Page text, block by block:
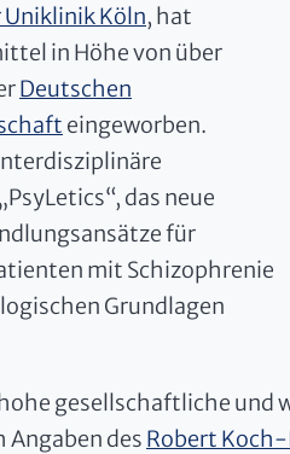
Köln, hat
in Höhe von über
Deutschen
eingeworben.
das neue
für
mit Schizophrenie
Grundlagen
gesellschaftliche
Angaben des Robert